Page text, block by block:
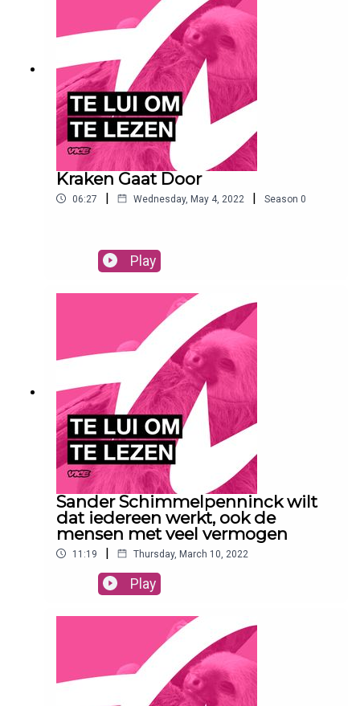
Kraken Gaat Door
06:27 | Wednesday, May 4, 2022 | Season 0
Play
Sander Schimmelpenninck wilt
dat iedereen werkt, ook de
mensen met veel vermogen
11:19 | Thursday, March 10, 2022
Play